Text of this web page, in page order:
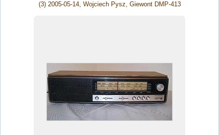
(3) 2005-05-14, Wojciech Pysz, Giewont DMP-413